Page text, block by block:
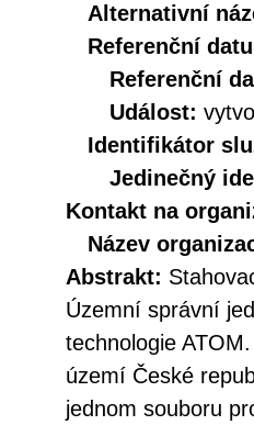
Alternativní
Referenční
Referenční
Událost:
Identifikátor
Jedinečný
Kontakt na
Název
Abstrakt:
Územní správní
technologie
území České
jednom souboru